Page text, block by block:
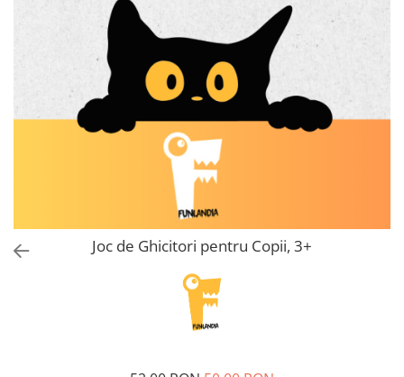
Joc de Ghicitori pentru Copii, 3+